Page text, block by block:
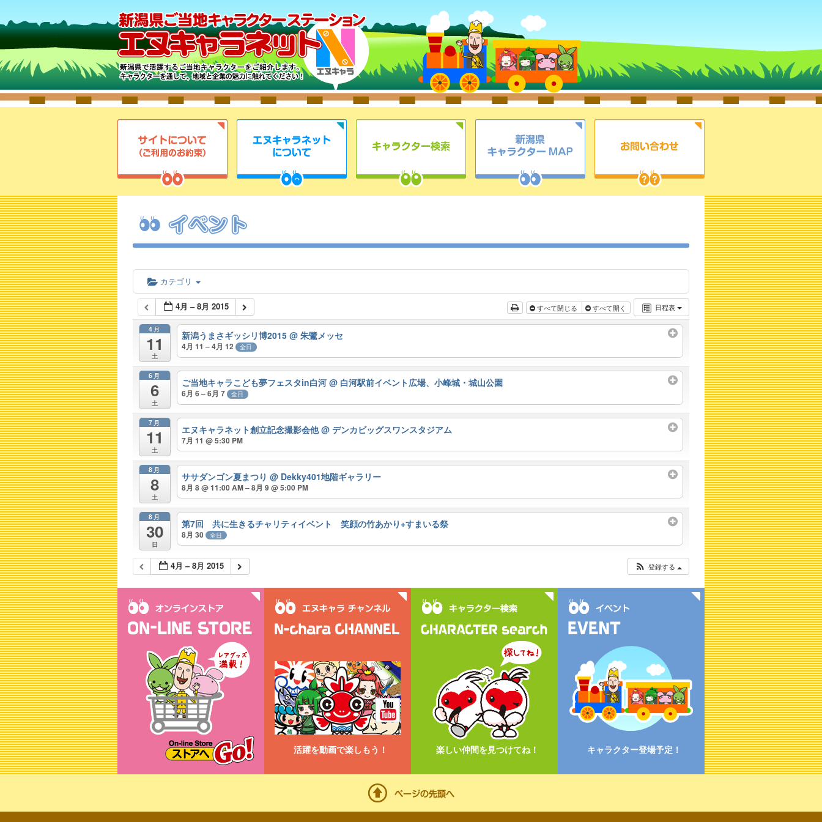
カテゴリ
日程表
4月 – 8月 2015 すべて閉じる すべて開く
4月
11
土
新潟うまさギッシリ博2015@ 朱鷺メッセ
4月 11 – 4月 12 全日
6月
6
土
ご当地キャラこども夢フェスタin白河@ 白河駅前イベント広場、小峰城・城山公園
6月 6 – 6月 7 全日
7月
11
土
エヌキャラネット創立記念撮影会他@ デンカビッグスワンスタジアム
7月 11 @ 5:30 PM
8月
8
土
ササダンゴン夏まつり@ Dekky401地階ギャラリー
8月 8 @ 11:00 AM – 8月 9 @ 5:00 PM
8月
30
日
第7回 共に生きるチャリティイベント 笑顔の竹あかり+すまいる祭
8月 30 全日
4月 – 8月 2015 登録する
活躍を動画で楽しもう！ 楽しい仲間を見つけてね！ キャラクター登場予定！